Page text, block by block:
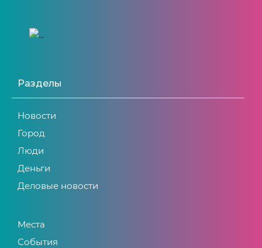
Разделы
Новости
Город
Люди
Деньги
Деловые новости
Места
События